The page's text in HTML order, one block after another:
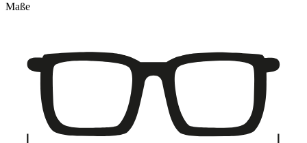
Maße